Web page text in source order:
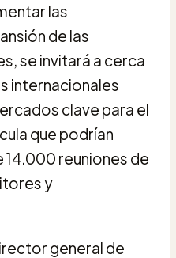
las
de las
se invitará a cerca
internacionales
clave para el
que podrían
14.000 reuniones de
y
general de